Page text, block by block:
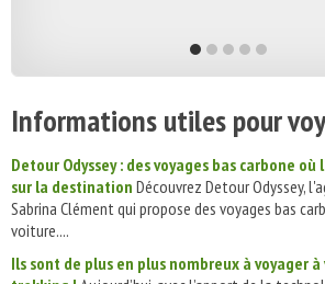
Informations utiles pour
Detour Odyssey : des voyages bas carbone où
sur la destination Découvrez Detour Odyssey,
Sabrina Clément qui propose des voyages bas
voiture....
Ils sont de plus en plus nombreux à voyager